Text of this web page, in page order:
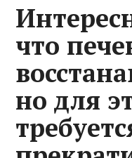
что
но для